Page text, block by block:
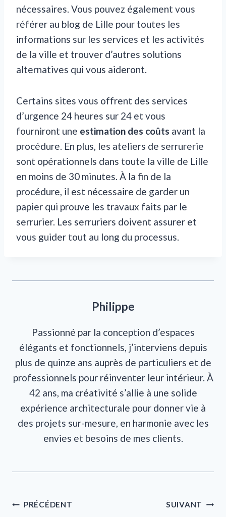
nécessaires. Vous pouvez également vous
référer au blog de Lille pour toutes les
informations sur les services et les activités
de la ville et trouver d’autres solutions
alternatives qui vous aideront.
Certains sites vous offrent des services
d’urgence 24 heures sur 24 et vous
fourniront une estimation des coûts avant la
procédure. En plus, les ateliers de serrurerie
sont opérationnels dans toute la ville de Lille
en moins de 30 minutes. À la fin de la
procédure, il est nécessaire de garder un
papier qui prouve les travaux faits par le
serrurier. Les serruriers doivent assurer et
vous guider tout au long du processus.
Philippe
Passionné par la conception d’espaces
élégants et fonctionnels, j’interviens depuis
plus de quinze ans auprès de particuliers et de
professionnels pour réinventer leur intérieur. À
42 ans, ma créativité s’allie à une solide
expérience architecturale pour donner vie à
des projets sur-mesure, en harmonie avec les
envies et besoins de mes clients.
Navigation
PRÉCÉDENT SUIVANT